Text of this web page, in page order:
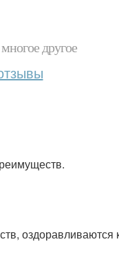
другое
оздоравливаются